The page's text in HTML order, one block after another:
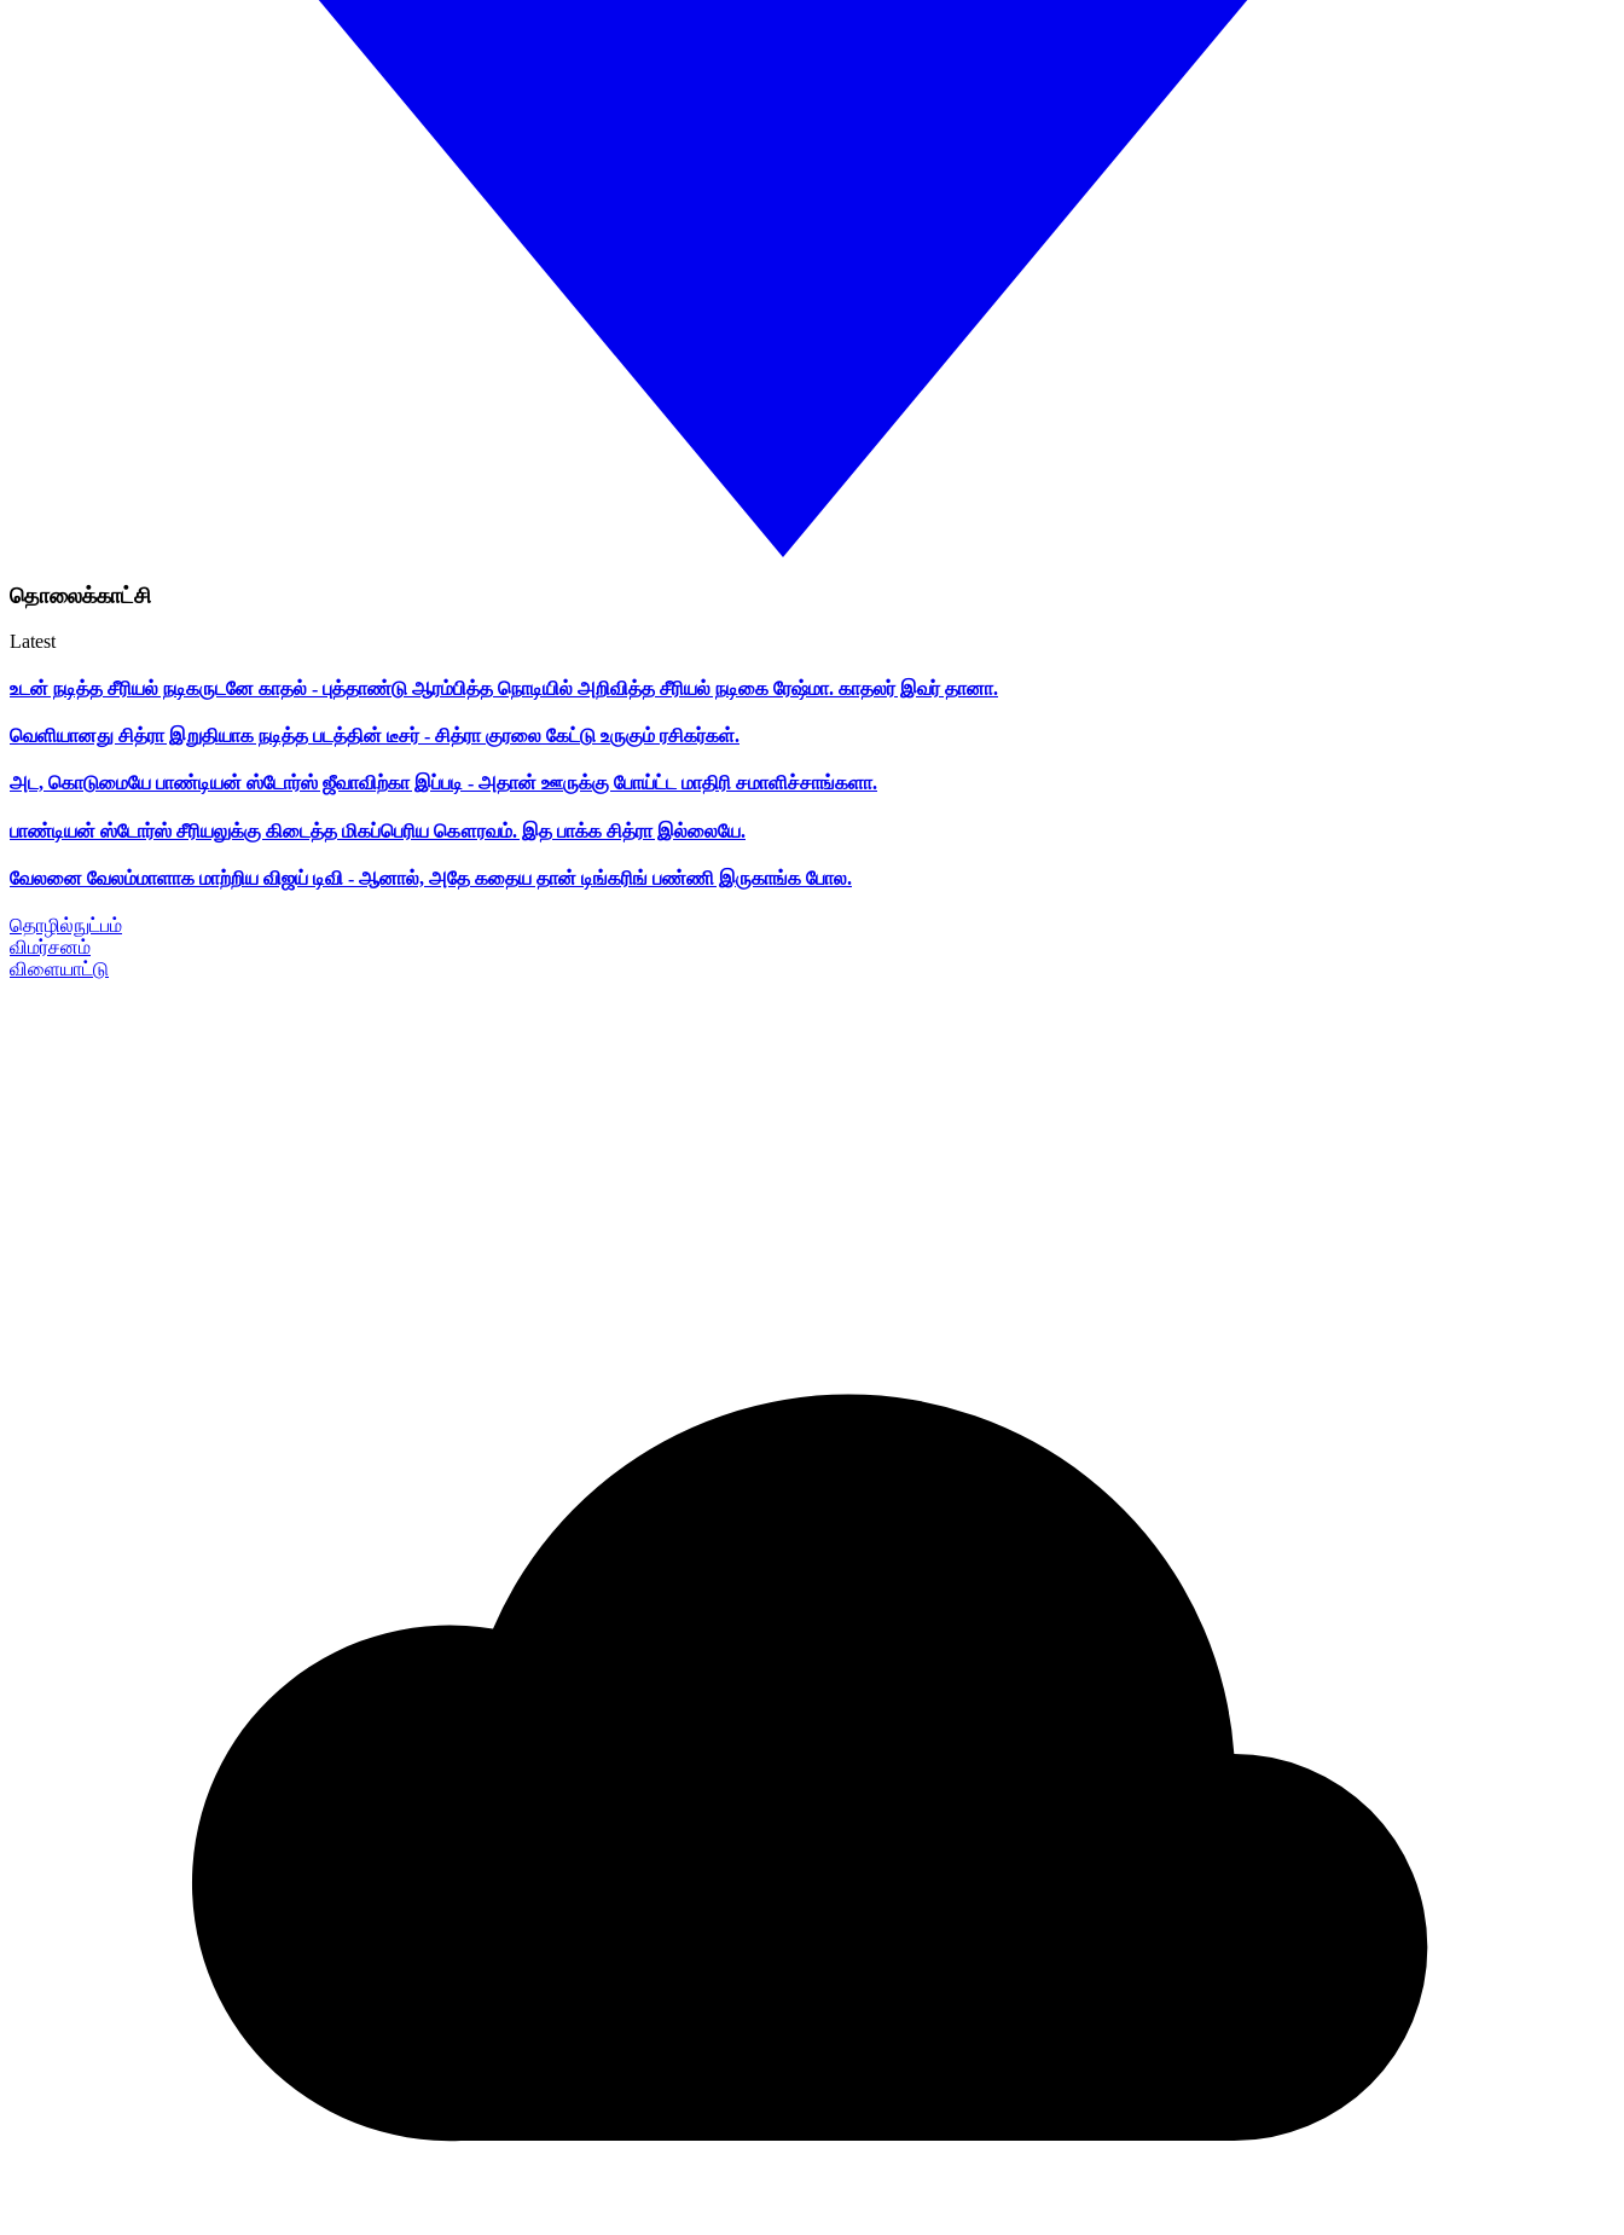
தொலைக்காட்சி
Latest
உடன் நடித்த சீரியல் நடிகருடனே காதல் - புத்தாண்டு ஆரம்பித்த நொடியில் அறிவித்த சீரியல் நடிகை ரேஷ்மா. காதலர் இவர் தானா.
வெளியானது சித்ரா இறுதியாக நடித்த படத்தின் டீசர் - சித்ரா குரலை கேட்டு உருகும் ரசிகர்கள்.
அட, கொடுமையே பாண்டியன் ஸ்டோர்ஸ் ஜீவாவிற்கா இப்படி - அதான் ஊருக்கு போய்ட்ட மாதிரி சமாளிச்சாங்களா.
பாண்டியன் ஸ்டோர்ஸ் சீரியலுக்கு கிடைத்த மிகப்பெரிய கௌரவம். இத பாக்க சித்ரா இல்லையே.
வேலனை வேலம்மாளாக மாற்றிய விஜய் டிவி - ஆனால், அதே கதைய தான் டிங்கரிங் பண்ணி இருகாங்க போல.
தொழில்நுட்பம்
விமர்சனம்
விளையாட்டு